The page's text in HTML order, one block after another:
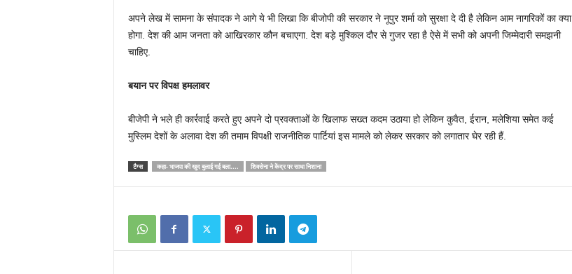
अपने लेख में सामना के संपादक ने आगे ये भी लिखा कि बीजोपी की सरकार ने नूपुर शर्मा को सुरक्षा दे दी है लेकिन आम नागरिकों का क्या
होगा. देश की आम जनता को आखिरकार कौन बचाएगा. देश बड़े मुश्किल दौर से गुजर रहा है ऐसे में सभी को अपनी जिम्मेदारी समझनी
चाहिए.
बयान पर विपक्ष हमलावर
बीजेपी ने भले ही कार्रवाई करते हुए अपने दो प्रवक्ताओं के खिलाफ सख्त कदम उठाया हो लेकिन कुवैत, ईरान, मलेशिया समेत कई
मुस्लिम देशों के अलावा देश की तमाम विपक्षी राजनीतिक पार्टियां इस मामले को लेकर सरकार को लगातार घेर रही हैं.
टैग्स कहा- भाजपा की खुद बुलाई गई बला.... शिवसेना ने केंद्र पर साधा निशाना